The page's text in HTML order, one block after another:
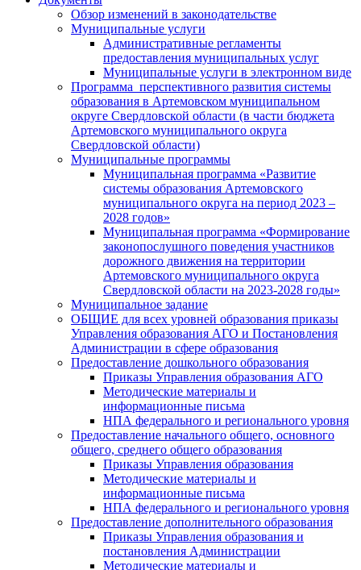
Обзор изменений в законодательстве
Муниципальные услуги
Административные регламенты
предоставления муниципальных услуг
Муниципальные услуги в электронном виде
Программа перспективного развития системы
образования в Артемовском муниципальном
округе Свердловской области (в части бюджета
Артемовского муниципального округа
Свердловской области)
Муниципальные программы
Муниципальная программа «Развитие
системы образования Артемовского
муниципального округа на период 2023 –
2028 годов»
Муниципальная программа «Формирование
законопослушного поведения участников
дорожного движения на территории
Артемовского муниципального округа
Свердловской области на 2023-2028 годы»
Муниципальное задание
ОБЩИЕ для всех уровней образования приказы
Управления образования АГО и Постановления
Администрации в сфере образования
Предоставление дошкольного образования
Приказы Управления образования АГО
Методические материалы и
информационные письма
НПА федерального и регионального уровня
Предоставление начального общего, основного
общего, среднего общего образования
Приказы Управления образования
Методические материалы и
информационные письма
НПА федерального и регионального уровня
Предоставление дополнительного образования
Приказы Управления образования и
постановления Администрации
Методические материалы и